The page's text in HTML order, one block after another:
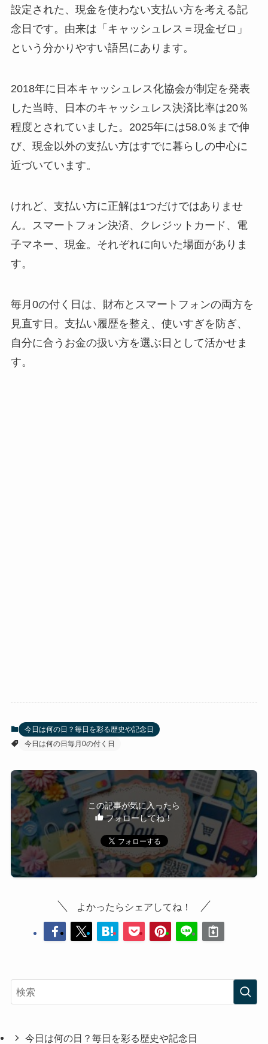
設定された、現金を使わない支払い方を考える記
念日です。由来は「キャッシュレス＝現金ゼロ」
という分かりやすい語呂にあります。
2018年に日本キャッシュレス化協会が制定を発表
した当時、日本のキャッシュレス決済比率は20％
程度とされていました。2025年には58.0％まで伸
び、現金以外の支払い方はすでに暮らしの中心に
近づいています。
けれど、支払い方に正解は1つだけではありませ
ん。スマートフォン決済、クレジットカード、電
子マネー、現金。それぞれに向いた場面がありま
す。
毎月0の付く日は、財布とスマートフォンの両方を
見直す日。支払い履歴を整え、使いすぎを防ぎ、
自分に合うお金の扱い方を選ぶ日として活かせま
す。
今日は何の日？毎日を彩る歴史や記念日
今日は何の日毎月0の付く日
この記事が気に入ったら
フォローしてね！
よかったらシェアしてね！
今日は何の日？毎日を彩る歴史や記念日